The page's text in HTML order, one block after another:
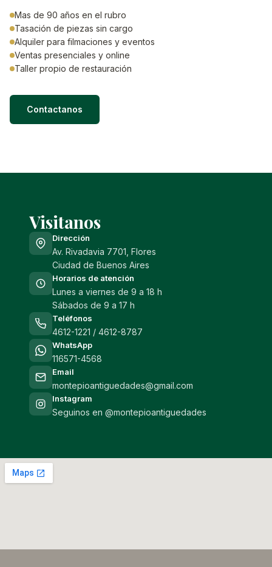
Mas de 90 años en el rubro
Tasación de piezas sin cargo
Alquiler para filmaciones y eventos
Ventas presenciales y online
Taller propio de restauración
Contactanos
Visitanos
Dirección
Av. Rivadavia 7701, Flores
Ciudad de Buenos Aires
Horarios de atención
Lunes a viernes de 9 a 18 h
Sábados de 9 a 17 h
Teléfonos
4612-1221 / 4612-8787
WhatsApp
116571-4568
Email
montepioantiguedades@gmail.com
Instagram
Seguinos en @montepioantiguedades